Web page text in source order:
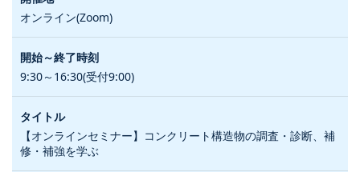
オンライン(Zoom)
9:30～16:30(受付9:00)
【オンラインセミナー】コンクリート構造物の調査・診断、補
修・補強を学ぶ